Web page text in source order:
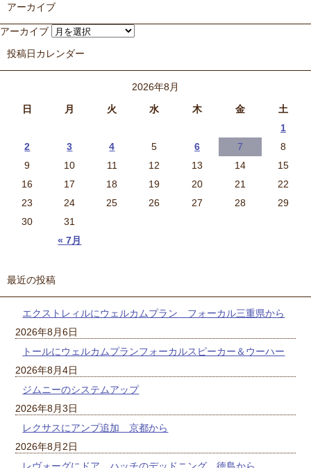
アーカイブ
アーカイブ
投稿日カレンダー
2026年8月
日
月 火 水 木 金 土
« 7月
1
2
3 4 5 6 7
8
9
10 11 12 13 14
15
16
17 18 19 20 21
22
23
24 25 26 27 28
29
30
31
最近の投稿
エクストレィルにウェルカムプラン フォーカル三重県から
2026年8月6日
トールにウェルカムプランフォーカルスピーカー＆ウーハー
2026年8月4日
ジムニーのシステムアップ
2026年8月3日
レクサスにアンプ追加 京都から
2026年8月2日
レヴォーグにドア ハッチのデッドニング 徳島から